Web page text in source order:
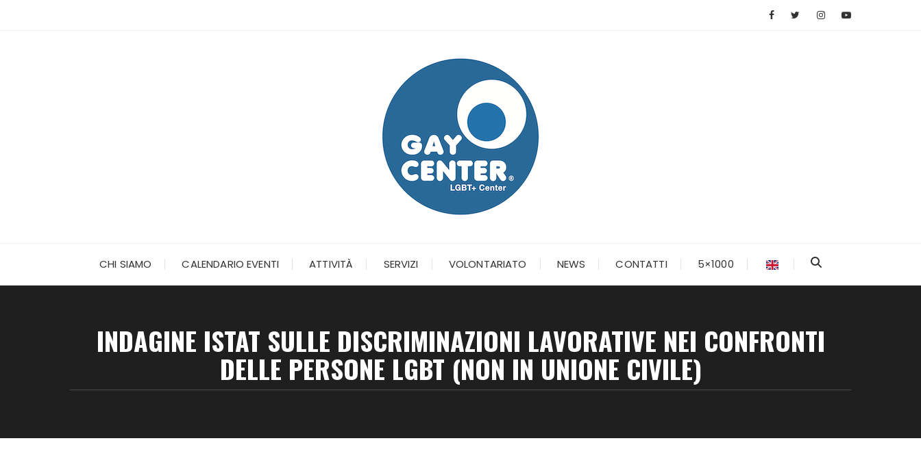
CHI SIAMO CALENDARIO EVENTI ATTIVITÀ SERVIZI VOLONTARIATO NEWS CONTATTI 5×1000
INDAGINE ISTAT SULLE DISCRIMINAZIONI LAVORATIVE NEI CONFRONTI
DELLE PERSONE LGBT (NON IN UNIONE CIVILE)